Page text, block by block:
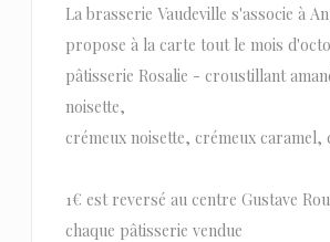
La brasserie Vaudeville s'associe à
propose à la carte tout le mois
pâtisserie Rosalie - croustillant
noisette,
crémeux noisette, crémeux caramel,
1€ est reversé au centre Gustave
chaque pâtisserie vendue